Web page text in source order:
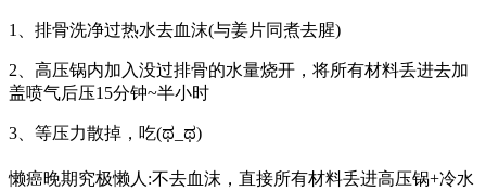
1、排骨洗净过热水去血沫(与姜片同煮去腥)
2、高压锅内加入没过排骨的水量烧开，将所有材料丢进去加
盖喷气后压15分钟~半小时
3、等压力散掉，吃(ಥ_ಥ)
懒癌晚期究极懒人:不去血沫，直接所有材料丢进高压锅+冷水